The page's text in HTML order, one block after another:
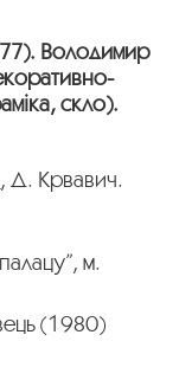
Володимир
скло).
, Д. Крвавич.
м.
(1980)